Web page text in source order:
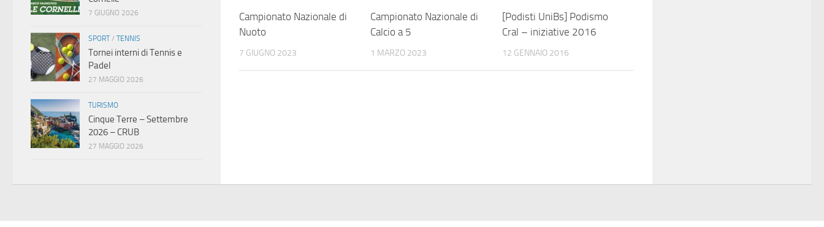
Campionato Nazionale di
Nuoto
7 GIUGNO 2023
Campionato Nazionale di
Calcio a 5
1 MARZO 2023
[Podisti UniBs] Podismo
Cral – iniziative 2016
12 GENNAIO 2016
7 GIUGNO 2026
SPORT/ TENNIS
Tornei interni di Tennis e
Padel
27 MAGGIO 2026
TURISMO
Cinque Terre – Settembre
2026 – CRUB
27 MAGGIO 2026